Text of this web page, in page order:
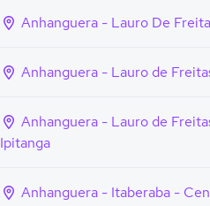
Anhanguera - Lauro De
Anhanguera - Lauro de
Anhanguera - Lauro de
Ipitanga
Anhanguera - Itaberaba -